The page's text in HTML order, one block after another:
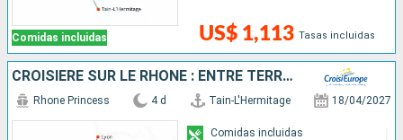
Comidas incluidas US$ 1,113 Tasas incluidas
CROISIÈRE SUR LE RHÔNE : ENTRE TERROIR, HISTOIRE ET TRADITIONS LOCALES
Rhone Princess 4 d Tain-L'Hermitage 18/04/2027
Comidas incluidas